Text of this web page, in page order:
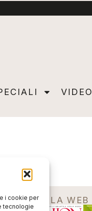
i cookie per
tecnologie
VIDEO
EDICOLA WEB